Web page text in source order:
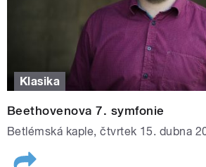
Klasika
Beethovenova 7. symfonie
Betlémská kaple, čtvrtek 15. dubna